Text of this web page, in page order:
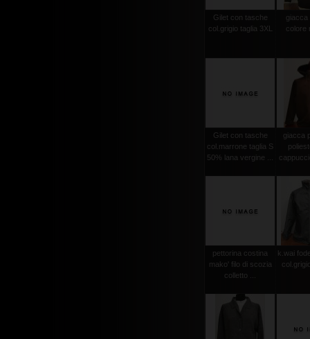
Gilet con tasche
col.grigio taglia 3XL
colore
Gilet con tasche
col.marrone taglia S
50% lana vergine ...
giacca
pettorina costina
mako' filo di scozia
colletto ...
k.wai